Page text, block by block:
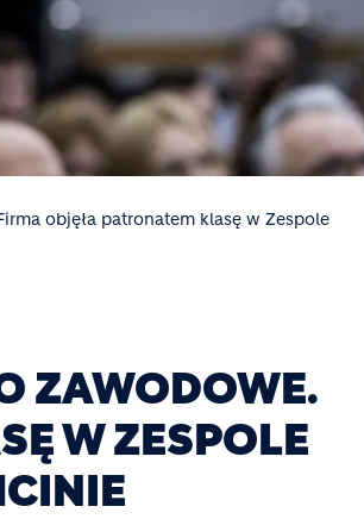
objęła patronatem klasę w Zespole
ZAWODOWE.
W ZESPOLE